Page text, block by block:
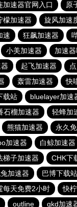
加速器官网入口
原
檬加速器 旋风加速
速 狂飙加速器
小美加速器
加速
起飞加速器
轰雷加速器
快
载站 bluelayer加速
石榴加速器
轻蜂加
熊猫加速器
永久
加速器 白鲸加速器
梯子加速器 CHK下
加速器 巴博下载站
每天免费2小时
快
outline gkd加速